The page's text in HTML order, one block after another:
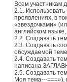
Всем участникам
2.1.
проявлениях, в
«звездочками»
английском
2.2. Создавать
2.3. Создавать
обсуждаемой
2.4. Создавать
написана
2.5. Создавать
Моя тема---===»),